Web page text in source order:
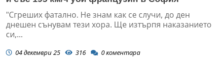
"Сгреших фатално. Не знам как се случи, до ден
днешен сънувам тези хора. Ще изтърпя наказанието
си,...
04 декември 25 316 0коментара